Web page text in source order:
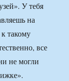
У тебя
на
такому
все
не могли